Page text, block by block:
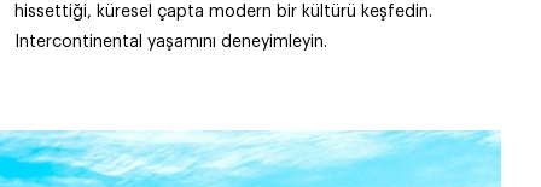
hissettiği, küresel çapta modern bir kültürü keşfedin.
Intercontinental yaşamını deneyimleyin.